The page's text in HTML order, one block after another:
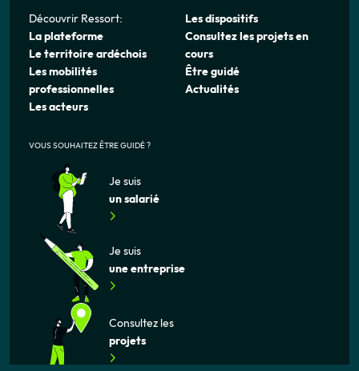
Découvrir Ressort:
La plateforme
Le territoire ardéchois
Les mobilités
professionnelles
Les acteurs
Les dispositifs
Consultez les projets en
cours
Être guidé
Actualités
VOUS SOUHAITEZ ÊTRE GUIDÉ ?
Je suis
un salarié
Je suis
une entreprise
Consultez les
projets